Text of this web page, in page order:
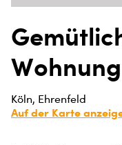
Köln, Ehrenfeld
Auf der Karte